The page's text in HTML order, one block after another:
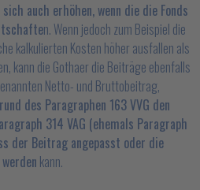
auch erhöhen, wenn die die Fonds
n. Wenn jedoch zum Beispiel die
kalkulierten Kosten höher ausfallen als
kann die Gothaer die Beiträge ebenfalls
Netto- und Bruttobeitrag,
des Paragraphen 163 VVG den
314 VAG (ehemals Paragraph
der Beitrag angepasst oder die
kann.